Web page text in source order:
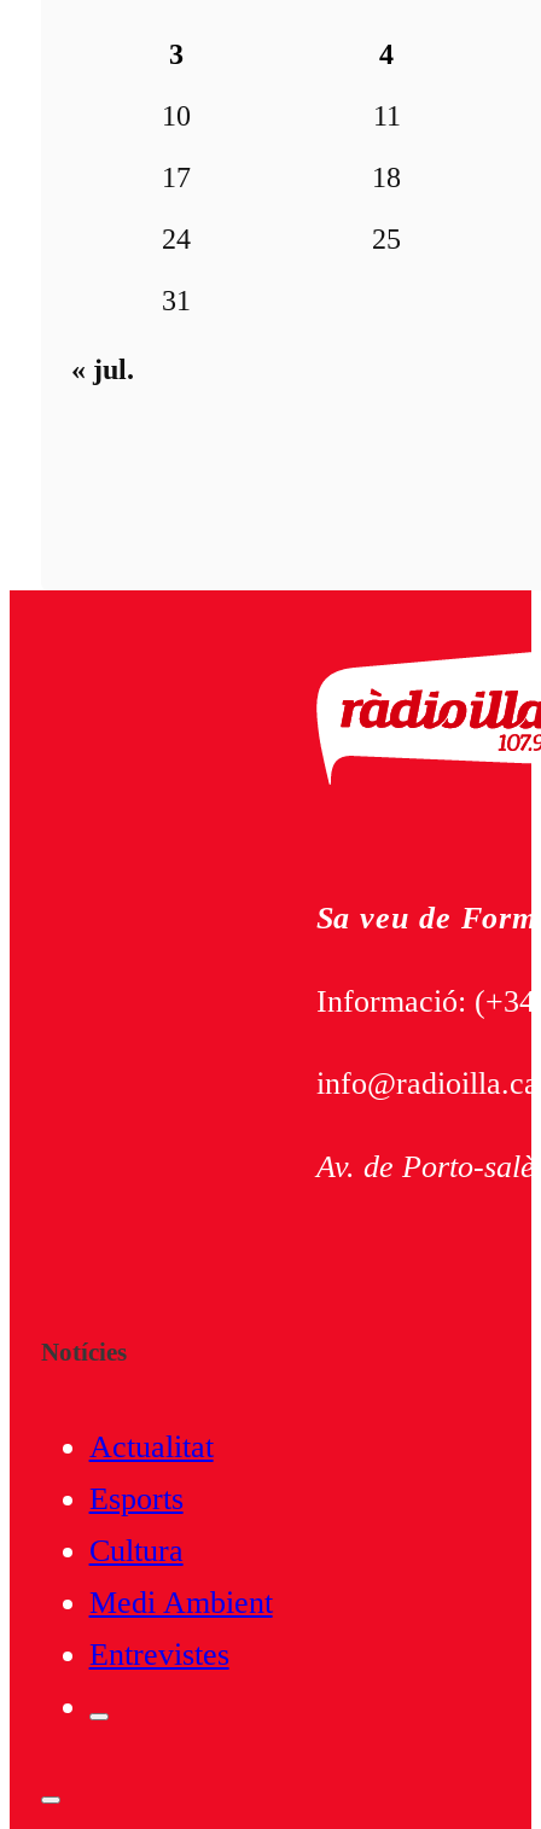
3
4
10
11
17
18
24
25
31
« jul.
Sa veu de
Informació:
Av. de Porto-
Notícies
Actualitat
Esports
Cultura
Medi Ambient
Entrevistes